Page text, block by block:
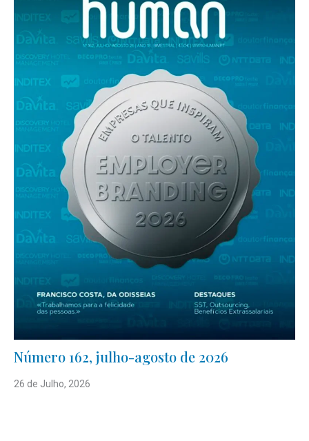
Número 162, julho-agosto de 2026
26 de Julho, 2026